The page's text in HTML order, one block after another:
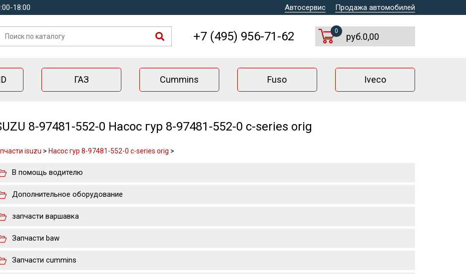
18:00 Автосервис Продажа автомобилей
+7 (495) 956-71-62 0
руб.0,00
ГАЗ Cummins Fuso Iveco
8-97481-552-0 Насос гур 8-97481-552-0 c-series orig
isuzu > Насос гур 8-97481-552-0 c-series orig >
В помощь водителю
Дополнительное оборудование
запчасти варшавка
Запчасти baw
Запчасти cummins